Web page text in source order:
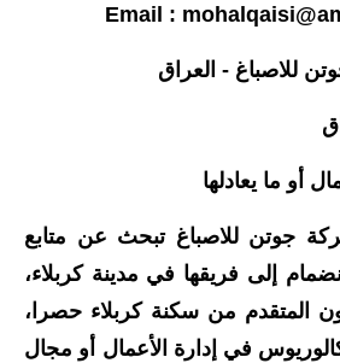
Email :
للاصباغ - العراق
أو ما يعادلها
جوتن للاصباغ تبحث عن متابع
إلى فريقها في مدينة كربلاء،
المتقدم من سكنة كربلاء حصرا،
في إدارة الأعمال أو مجال